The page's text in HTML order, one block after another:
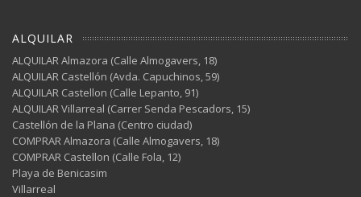
ALQUILAR
ALQUILAR Almazora (Calle Almogavers, 18)
ALQUILAR Castellón (Avda. Capuchinos, 59)
ALQUILAR Castellon (Calle Lepanto, 91)
ALQUILAR Villarreal (Carrer Senda Pescadors, 15)
Castellón de la Plana (Centro ciudad)
COMPRAR Almazora (Calle Almogavers, 18)
COMPRAR Castellon (Calle Fola, 12)
Playa de Benicasim
Villarreal